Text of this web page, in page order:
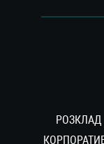
РОЗКЛАД